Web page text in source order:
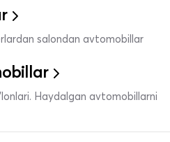
salondan avtomobillar
Haydalgan avtomobillarni